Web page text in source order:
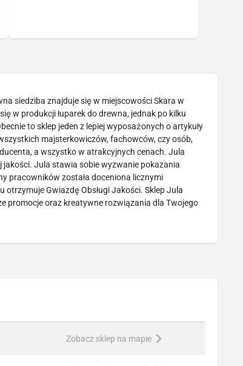
siedziba znajduje się w miejscowości Skara w
w produkcji łuparek do drewna, jednak po kilku
to sklep jeden z lepiej wyposażonych o artykuły
majsterkowiczów, fachowców, czy osób,
a wszystko w atrakcyjnych cenach. Jula
Jula stawia sobie wyzwanie pokazania
pracowników została doceniona licznymi
Gwiazdę Obsługi Jakości. Sklep Jula
promocje oraz kreatywne rozwiązania dla Twojego
Zobacz sklep na mapie